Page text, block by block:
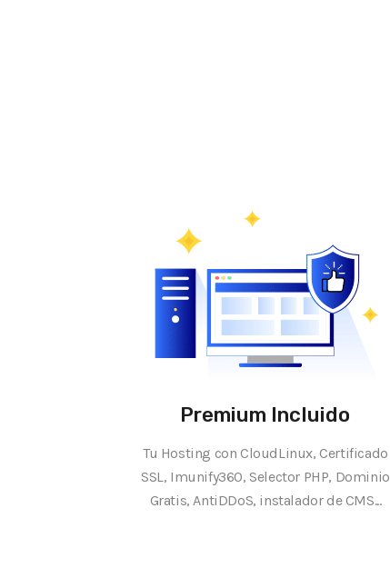
Premium Incluido
Tu Hosting con CloudLinux, Certificado
SSL, Imunify360, Selector PHP, Dominio
Gratis, AntiDDoS, instalador de CMS...